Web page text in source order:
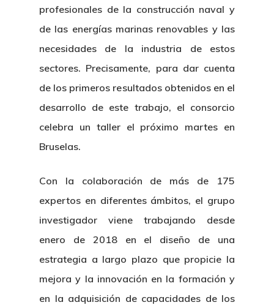
profesionales de la construcción naval y
de las energías marinas renovables y las
necesidades de la industria de estos
sectores. Precisamente, para dar cuenta
de los primeros resultados obtenidos en el
desarrollo de este trabajo, el consorcio
celebra un taller el próximo martes en
Bruselas.
Con la colaboración de más de 175
expertos en diferentes ámbitos, el grupo
investigador viene trabajando desde
enero de 2018 en el diseño de una
estrategia a largo plazo que propicie la
mejora y la innovación en la formación y
en la adquisición de capacidades de los